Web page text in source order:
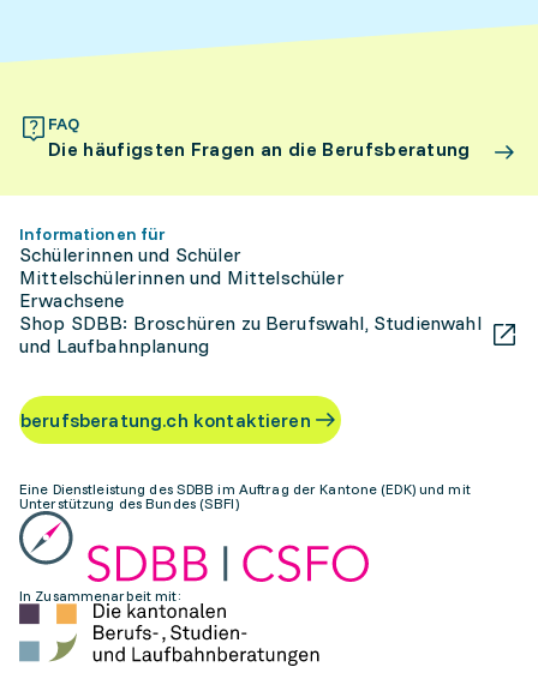
FAQ
Die häufigsten Fragen an die Berufsberatung
Informationen für
Schülerinnen und Schüler
Mittelschülerinnen und Mittelschüler
Erwachsene
Shop SDBB: Broschüren zu Berufswahl, Studienwahl
und Laufbahnplanung
berufsberatung.ch kontaktieren
Eine Dienstleistung des SDBB im Auftrag der Kantone (EDK) und mit
Unterstützung des Bundes (SBFI)
In Zusammenarbeit mit: